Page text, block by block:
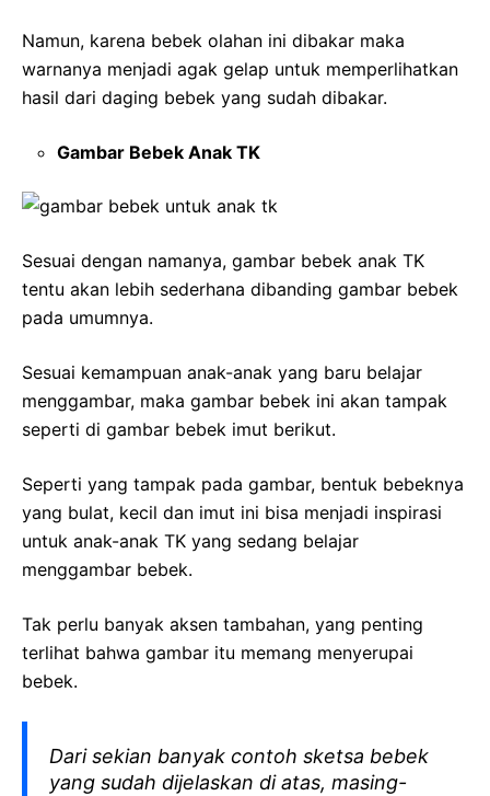
Namun, karena bebek olahan ini dibakar maka
warnanya menjadi agak gelap untuk memperlihatkan
hasil dari daging bebek yang sudah dibakar.
Gambar Bebek Anak TK
Sesuai dengan namanya, gambar bebek anak TK
tentu akan lebih sederhana dibanding gambar bebek
pada umumnya.
Sesuai kemampuan anak-anak yang baru belajar
menggambar, maka gambar bebek ini akan tampak
seperti di gambar bebek imut berikut.
Seperti yang tampak pada gambar, bentuk bebeknya
yang bulat, kecil dan imut ini bisa menjadi inspirasi
untuk anak-anak TK yang sedang belajar
menggambar bebek.
Tak perlu banyak aksen tambahan, yang penting
terlihat bahwa gambar itu memang menyerupai
bebek.
Dari sekian banyak contoh sketsa bebek
yang sudah dijelaskan di atas, masing-